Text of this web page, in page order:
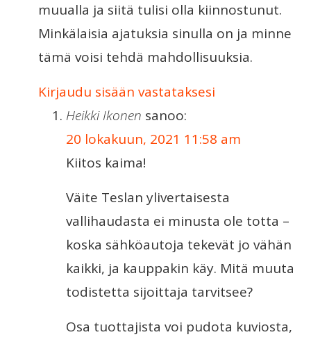
muualla ja siitä tulisi olla kiinnostunut.
Minkälaisia ajatuksia sinulla on ja minne
tämä voisi tehdä mahdollisuuksia.
Kirjaudu sisään vastataksesi
Heikki Ikonen sanoo:
20 lokakuun, 2021 11:58 am
Kiitos kaima!
Väite Teslan ylivertaisesta
vallihaudasta ei minusta ole totta –
koska sähköautoja tekevät jo vähän
kaikki, ja kauppakin käy. Mitä muuta
todistetta sijoittaja tarvitsee?
Osa tuottajista voi pudota kuviosta,